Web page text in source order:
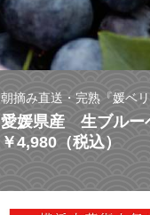
朝摘み直送・完熟『媛ベリ
愛媛県産 生ブル
￥4,980（税込）